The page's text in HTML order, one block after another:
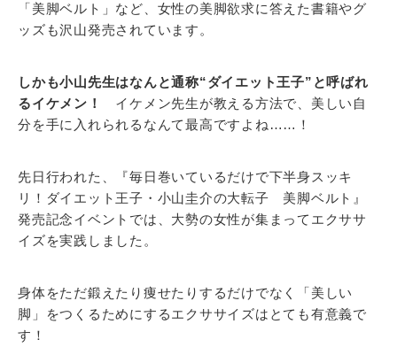
「美脚ベルト」など、女性の美脚欲求に答えた書籍やグ
ッズも沢山発売されています。
しかも小山先生はなんと通称“ダイエット王子”と呼ばれ
るイケメン！
イケメン先生が教える方法で、美しい自
分を手に入れられるなんて最高ですよね……！
先日行われた、『毎日巻いているだけで下半身スッキ
リ！ダイエット王子・小山圭介の大転子 美脚ベルト』
発売記念イベントでは、大勢の女性が集まってエクササ
イズを実践しました。
身体をただ鍛えたり痩せたりするだけでなく「美しい
脚」をつくるためにするエクササイズはとても有意義で
す！